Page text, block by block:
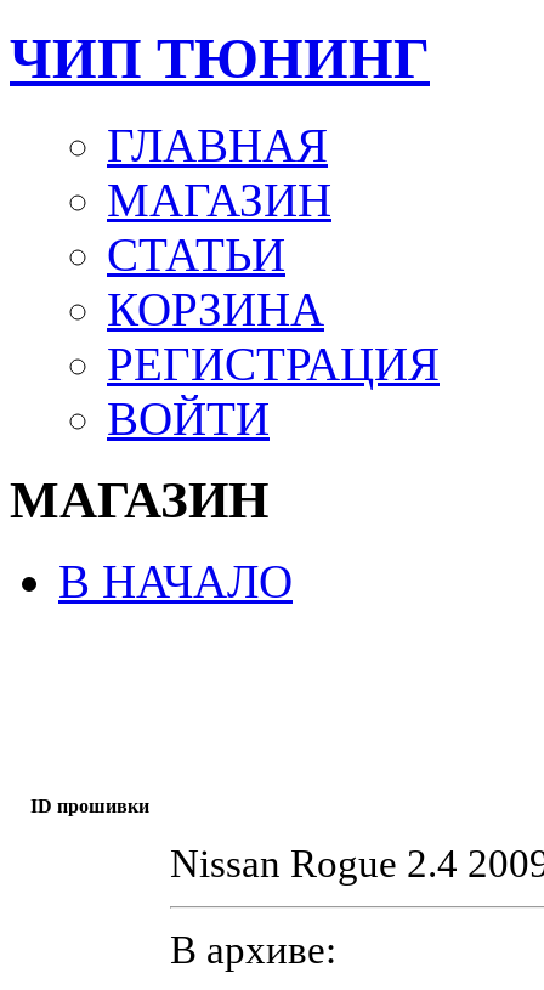
ЧИП ТЮНИНГ
ГЛАВНАЯ
МАГАЗИН
СТАТЬИ
КОРЗИНА
РЕГИСТРАЦИЯ
ВОЙТИ
МАГАЗИН
В НАЧАЛО
ID прошивки
Nissan Rogue 2.4
В архиве: